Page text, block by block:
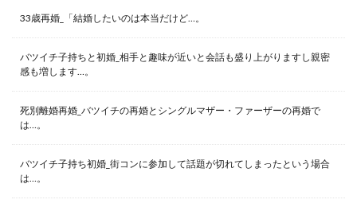
33歳再婚_「結婚したいのは本当だけど…。
バツイチ子持ちと初婚_相手と趣味が近いと会話も盛り上がりますし親密
感も増します…。
死別離婚再婚_バツイチの再婚とシングルマザー・ファーザーの再婚で
は…。
バツイチ子持ち初婚_街コンに参加して話題が切れてしまったという場合
は…。